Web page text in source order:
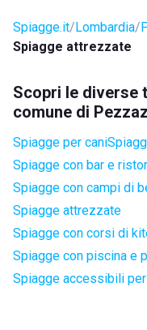
Spiagge.it Lombardia
Spiagge attrezzate
Scopri le diverse
comune di
Spiagge per cani
Spiagge con bar e
Spiagge con campi di
Spiagge attrezzate
Spiagge con corsi di
Spiagge con piscina e
Spiagge accessibili